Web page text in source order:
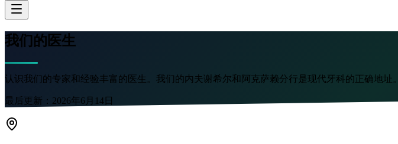
我们的医生
认识我们的专家和经验丰富的医生。我们的内夫谢希尔和阿克萨赖分行是现代牙科的正确地址。
最后更新： 2026年6月14日